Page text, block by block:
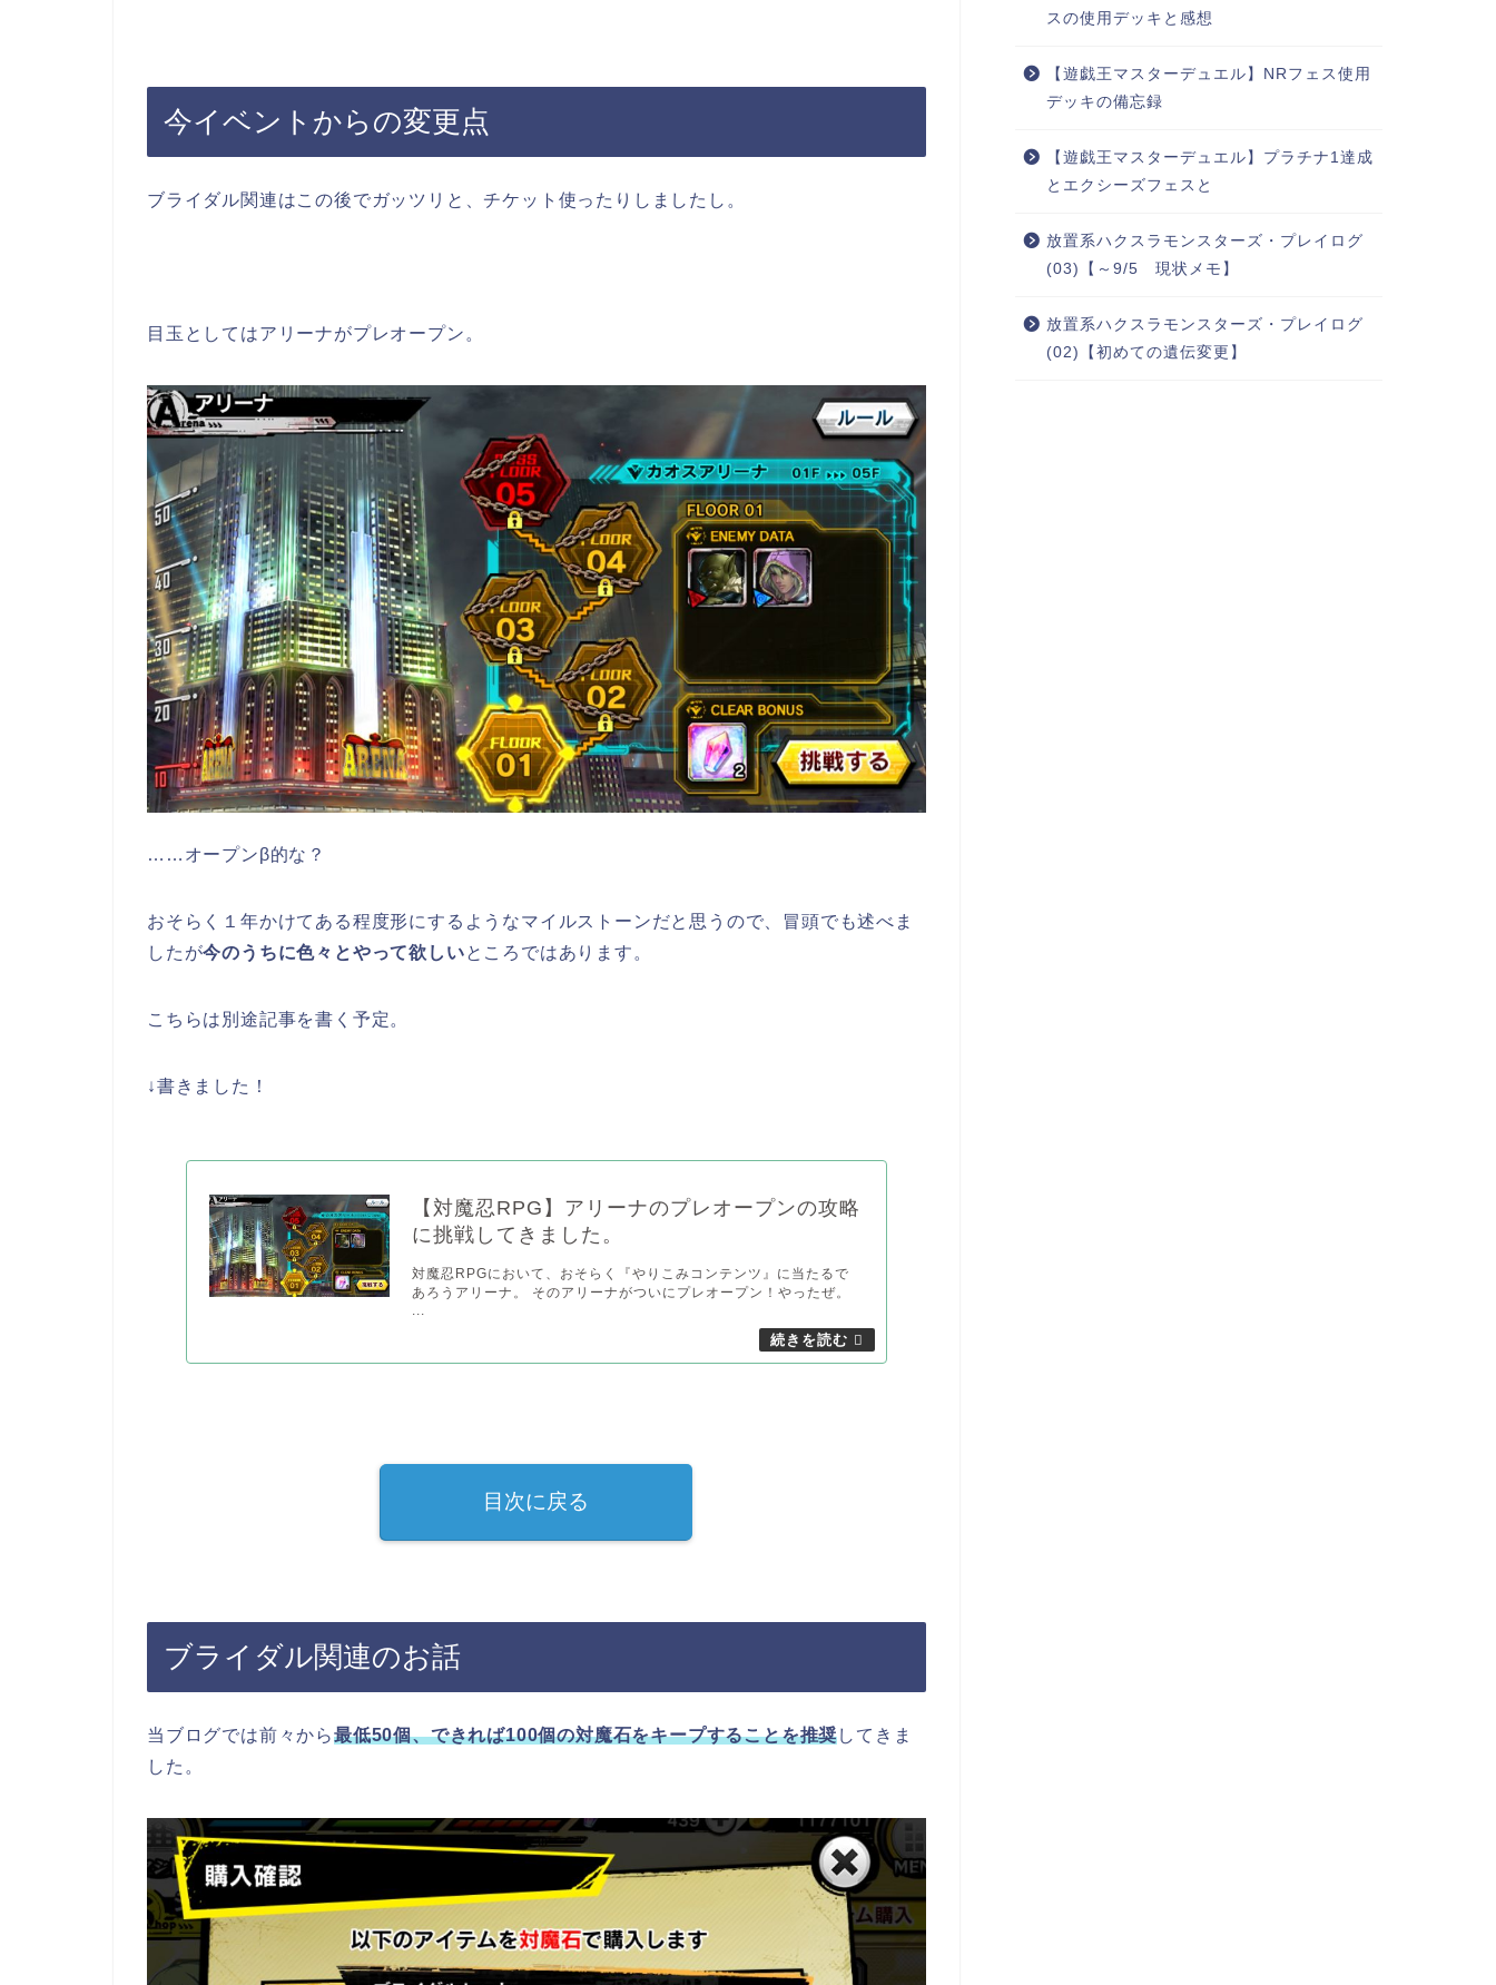
今イベントからの変更点
ブライダル関連はこの後でガッツリと、チケット使ったりしましたし。
目玉としてはアリーナがプレオープン。
……オープンβ的な？
おそらく１年かけてある程度形にするようなマイルストーンだと思うので、冒頭でも述べま
したが今のうちに色々とやって欲しいところではあります。
こちらは別途記事を書く予定。
↓書きました！
【対魔忍RPG】アリーナのプレオープンの攻略
に挑戦してきました。
対魔忍RPGにおいて、おそらく『やりこみコンテンツ』に当たるで
あろうアリーナ。 そのアリーナがついにプレオープン！やったぜ。
...
目次に戻る
ブライダル関連のお話
当ブログでは前々から最低50個、できれば100個の対魔石をキープすることを推奨してきま
した。
スの使用デッキと感想
【遊戯王マスターデュエル】NRフェス使用
デッキの備忘録
【遊戯王マスターデュエル】プラチナ1達成
とエクシーズフェスと
放置系ハクスラモンスターズ・プレイログ
(03)【～9/5 現状メモ】
放置系ハクスラモンスターズ・プレイログ
(02)【初めての遺伝変更】